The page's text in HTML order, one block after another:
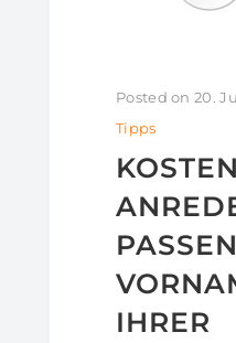
Posted on 20.
Tipps
IHRER